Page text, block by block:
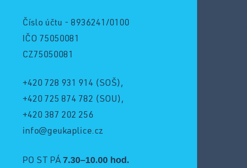
Číslo účtu - 8936241/0100
IČO 75050081
CZ75050081
+420 728 931 914 (SOŠ),
+420 725 874 782 (SOU),
+420 387 202 256
info@geukaplice.cz
PO ST PÁ 7.30–10.00 hod.